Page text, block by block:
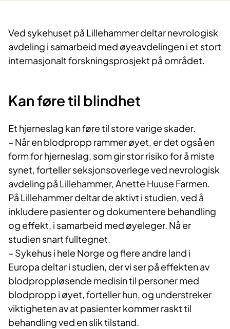
Ved sykehuset på Lillehammer deltar nevrologisk
avdeling i samarbeid med øyeavdelingen i et stort
internasjonalt forskningsprosjekt på området.
Kan føre til blindhet
Et hjerneslag kan føre til store varige skader.
– Når en blodpropp rammer øyet, er det også en
form for hjerneslag, som gir stor risiko for å miste
synet, forteller seksjonsoverlege ved nevrologisk
avdeling på Lillehammer, Anette Huuse Farmen.
På Lillehammer deltar de aktivt i studien, ved å
inkludere pasienter og dokumentere behandling
og effekt, i samarbeid med øyeleger. Nå er
studien snart fulltegnet.
– Sykehus i hele Norge og flere andre land i
Europa deltar i studien, der vi ser på effekten av
blodproppløsende medisin til personer med
blodpropp i øyet, forteller hun, og understreker
viktigheten av at pasienter kommer raskt til
behandling ved en slik tilstand.